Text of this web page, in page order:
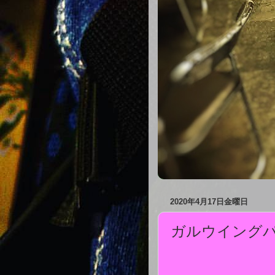
2020年4月17日金曜日
ガルウイング